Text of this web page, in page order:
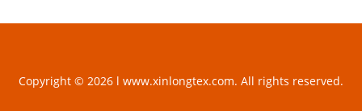
Copyright © 2026 l www.xinlongtex.com. All rights reserved.